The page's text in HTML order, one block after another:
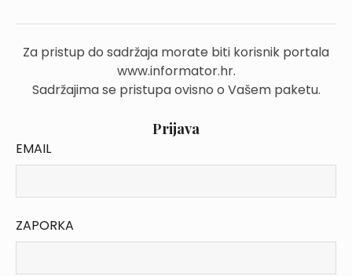
Za pristup do sadržaja morate biti korisnik portala
www.informator.hr.
Sadržajima se pristupa ovisno o Vašem paketu.
Prijava
EMAIL
ZAPORKA